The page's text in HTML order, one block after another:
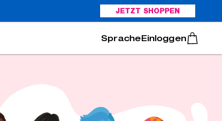
JETZT SHOPPEN
Português
Einloggen